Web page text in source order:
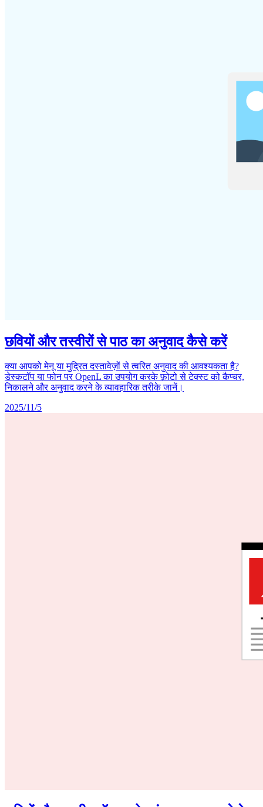
छवियों और तस्वीरों से पाठ का अनुवाद कैसे करें
क्या आपको मेनू या मुद्रित दस्तावेज़ों से त्वरित अनुवाद की आवश्यकता है?
डेस्कटॉप या फोन पर OpenL का उपयोग करके फ़ोटो से टेक्स्ट को कैप्चर,
निकालने और अनुवाद करने के व्यावहारिक तरीके जानें।
2025/11/5